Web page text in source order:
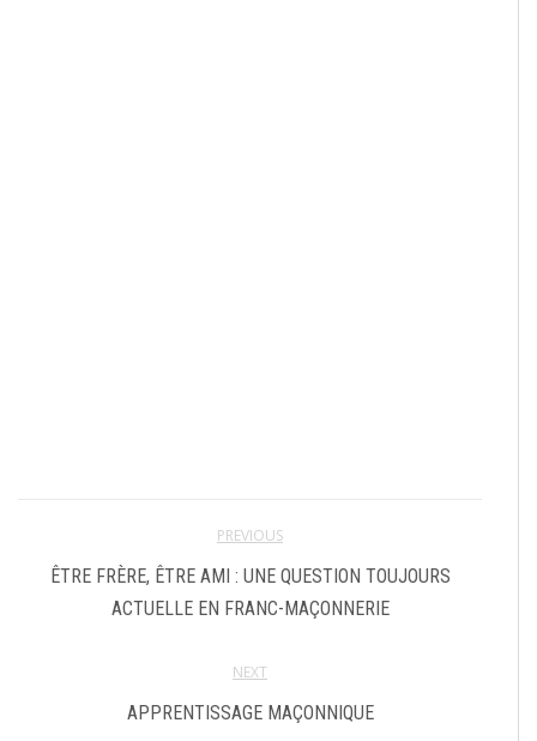
PREVIOUS
ÊTRE FRÈRE, ÊTRE AMI : UNE QUESTION TOUJOURS
ACTUELLE EN FRANC-MAÇONNERIE
NEXT
APPRENTISSAGE MAÇONNIQUE